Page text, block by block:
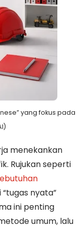
yang fokus pada
menekankan
Rujukan seperti
nyata”
ini penting
umum, lalu